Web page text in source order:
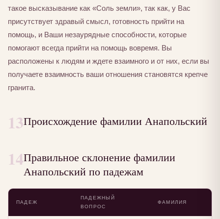
такое высказывание как «Соль земли», так как, у Вас
присутствует здравый смысл, готовность прийти на
помощь, и Ваши незаурядные способности, которые
помогают всегда прийти на помощь вовремя. Вы
расположены к людям и ждете взаимного и от них, если вы
получаете взаимность ваши отношения становятся крепче
гранита.
13Происхождение фамилии Анапольский
14Правильное склонение фамилии
Анапольский по падежам
ПАДЕЖ
ПАДЕЖНЫЙ
ВОПРОС
ФАМИЛИЯ